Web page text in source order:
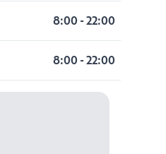
8:00 -22:00
8:00 -22:00